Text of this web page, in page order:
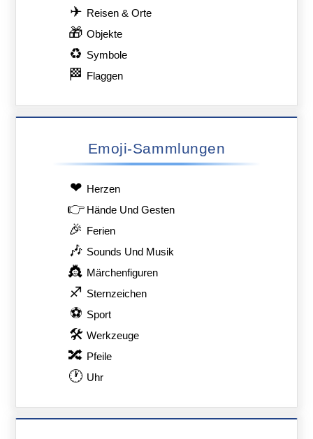
✈ Reisen & Orte
🎁 Objekte
♻ Symbole
🏁 Flaggen
Emoji-Sammlungen
❤ Herzen
👉 Hände Und Gesten
🎉 Ferien
🎶 Sounds Und Musik
👸 Märchenfiguren
♐ Sternzeichen
⚽ Sport
🛠 Werkzeuge
🔀 Pfeile
🕐 Uhr